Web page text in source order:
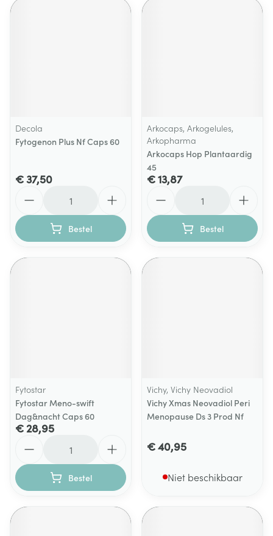
Decola
Fytogenon Plus Nf Caps 60
€ 37,50
Bestel
Arkocaps, Arkogelules,
Arkopharma
Arkocaps Hop Plantaardig
45
€ 13,87
Bestel
Fytostar
Fytostar Meno-swift
Dag&nacht Caps 60
€ 28,95
Bestel
Vichy, Vichy Neovadiol
Vichy Xmas Neovadiol Peri
Menopause Ds 3 Prod Nf
€ 40,95
Niet beschikbaar